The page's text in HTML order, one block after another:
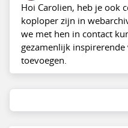
Hoi Carolien, heb je ook
koploper zijn in
we met hen in contact
gezamenlijk
toevoegen.